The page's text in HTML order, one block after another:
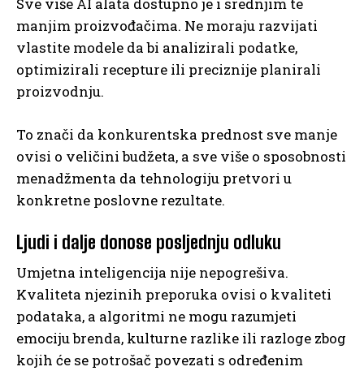
Sve više AI alata dostupno je i srednjim te
manjim proizvođačima. Ne moraju razvijati
vlastite modele da bi analizirali podatke,
optimizirali recepture ili preciznije planirali
proizvodnju.
To znači da konkurentska prednost sve manje
ovisi o veličini budžeta, a sve više o sposobnosti
menadžmenta da tehnologiju pretvori u
konkretne poslovne rezultate.
Ljudi i dalje donose posljednju odluku
Umjetna inteligencija nije nepogrešiva.
Kvaliteta njezinih preporuka ovisi o kvaliteti
podataka, a algoritmi ne mogu razumjeti
emociju brenda, kulturne razlike ili razloge zbog
kojih će se potrošač povezati s određenim